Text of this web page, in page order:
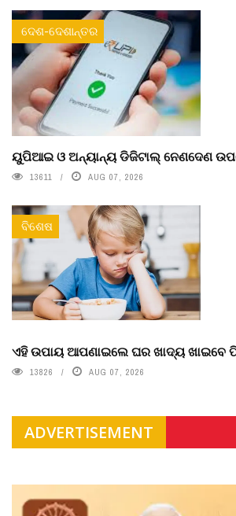
ଦେଶ-ଦେଶାନ୍ତର
ୟୁପିଆଇ ଓ ଅନ୍ୟାନ୍ୟ ଡିଜିଟାଲ୍ ନେଣଦେଣ
13611 AUG 07, 2026
ବିଶେଷ
ଏହି ଉପାୟ ଆପଣାଇଲେ ଘର ଖାଦ୍ୟ ଖାଇବେ
13826 AUG 07, 2026
ADVERTISEMENT